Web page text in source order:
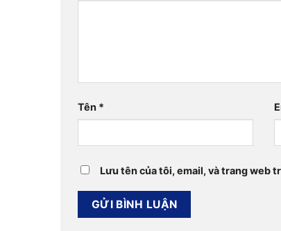
Tên *
Lưu tên của tôi, email, và trang web